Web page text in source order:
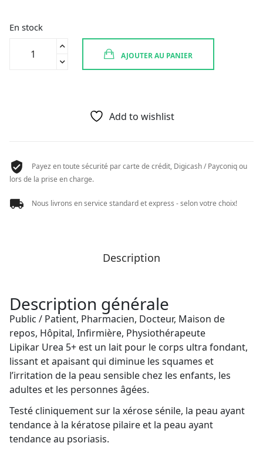
En stock
ML
AJOUTER AU PANIER
Add to wishlist
Payez en toute sécurité par carte de crédit, Digicash / Payconiq ou
lors de la prise en charge.
Nous livrons en service standard et express - selon votre choix!
Description
Description générale
Public / Patient, Pharmacien, Docteur, Maison de
repos, Hôpital, Infirmière, Physiothérapeute
Lipikar Urea 5+ est un lait pour le corps ultra fondant,
lissant et apaisant qui diminue les squames et
l’irritation de la peau sensible chez les enfants, les
adultes et les personnes âgées.
Testé cliniquement sur la xérose sénile, la peau ayant
tendance à la kératose pilaire et la peau ayant
tendance au psoriasis.